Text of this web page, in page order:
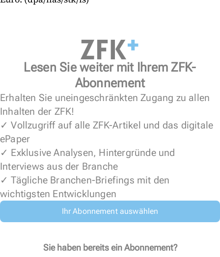
Lesen Sie weiter mit Ihrem ZFK-
Abonnement
Erhalten Sie uneingeschränkten Zugang zu allen
Inhalten der ZFK!
✓ Vollzugriff auf alle ZFK-Artikel und das digitale
ePaper
✓ Exklusive Analysen, Hintergründe und
Interviews aus der Branche
✓ Tägliche Branchen-Briefings mit den
wichtigsten Entwicklungen
Ihr Abonnement auswählen
Sie haben bereits ein Abonnement?